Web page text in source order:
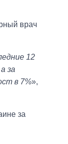
врач
12
за
в 7%»,
за